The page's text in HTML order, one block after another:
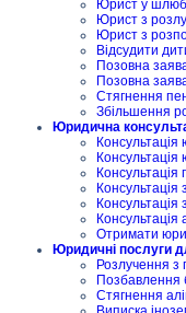
Юрист у
Юрист з
Юрист з
Відсудити
Позовна
Позовна
Стягнення
Збільшення
Юридична
Консультація
Консультація
Консультація
Консультація
Консультація
Отримати
Юридичні послуги
Розлучення з
Позбавлення
Стягнення